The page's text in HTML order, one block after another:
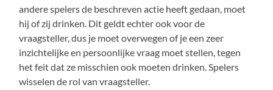
andere spelers de beschreven actie heeft gedaan, moet
hij of zij drinken. Dit geldt echter ook voor de
vraagsteller, dus je moet overwegen of je een zeer
inzichtelijke en persoonlijke vraag moet stellen, tegen
het feit dat ze misschien ook moeten drinken. Spelers
wisselen de rol van vraagsteller.